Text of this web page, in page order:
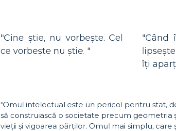
"Cine știe, nu vorbește. Cel
ce vorbește nu știe. "
"Când
îți
"Omul intelectual este un pericol pentru stat,
să construiască o societate precum
vieții și vigoarea părților. Omul mai simplu,